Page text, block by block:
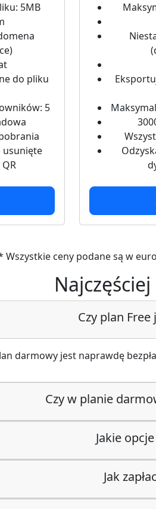
5MB
do pliku
5
usunięte
Wszystkie ceny podane są w
Czy plan
darmowy jest naprawdę
Czy w planie
Jakie
Jak